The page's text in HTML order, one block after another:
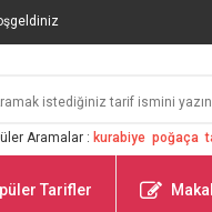
Aramalar : kurabiye poğaça
Tarifler